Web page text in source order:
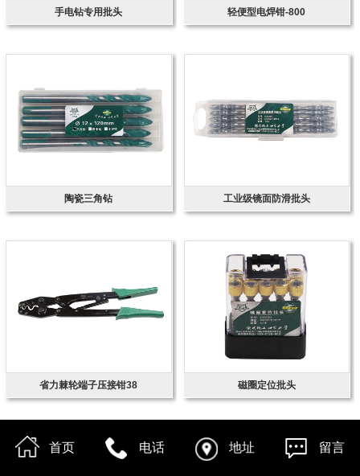
手电钻专用批头 轻便型电焊钳-800
陶瓷三角钻 工业级镜面防滑批头
省力棘轮端子压接钳38 磁圈定位批头
首页 电话 地址 留言